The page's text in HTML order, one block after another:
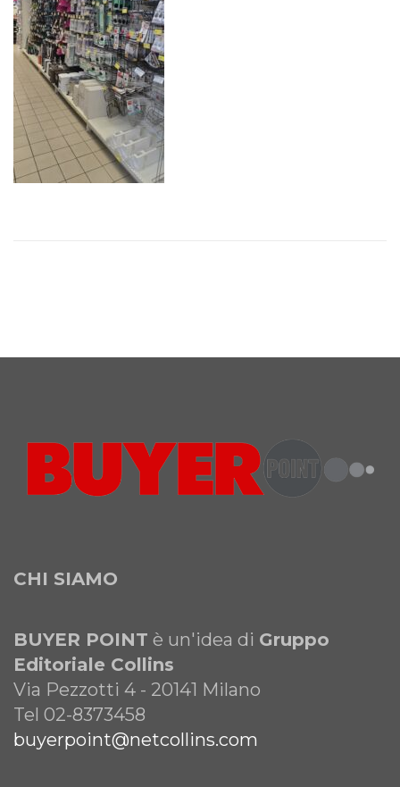
CHI SIAMO
BUYER POINT è un'idea di Gruppo
Editoriale Collins
Via Pezzotti 4 - 20141 Milano
Tel 02-8373458
buyerpoint@netcollins.com